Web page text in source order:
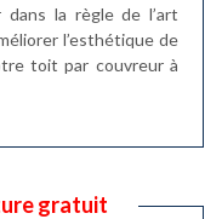
dans la règle de l’art
l’esthétique de
toit par couvreur à
gratuit